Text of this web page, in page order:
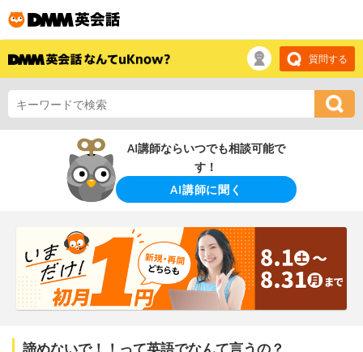
質問する
AI講師ならいつでも相談可能で
す！
AI講師に聞く